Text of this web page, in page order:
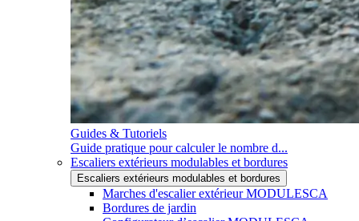
Guides & Tutoriels
Guide pratique pour calculer le nombre d...
Escaliers extérieurs modulables et bordures
Escaliers extérieurs modulables et bordures
Marches d'escalier extérieur MODULESCA
Bordures de jardin